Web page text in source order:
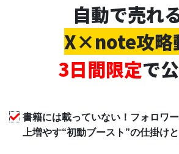
自動で売れ
X×note攻略
3日間限定で
書籍には載っていない！フォロワ
上増やす“初動ブースト”の仕掛け